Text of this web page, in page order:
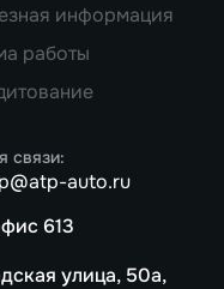
информация
работы
связи:
auto.ru
613
улица, 50а,